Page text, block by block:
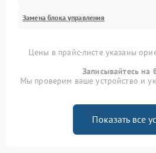
Замена блока управления
Цены в прайс-листе указаны
Записывайтесь на
Мы проверим ваше устройство и
Показать все